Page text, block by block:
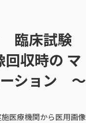
臨床試験
収時の マ
ーション ～
医療機関から医用画像